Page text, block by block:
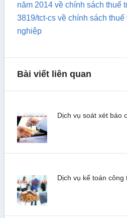
năm 2014 về chính sách thuế
3819/tct-cs về chính sách thuế
nghiệp
Bài viết liên quan
Dịch vụ soát xét báo
Dịch vụ kế toán công